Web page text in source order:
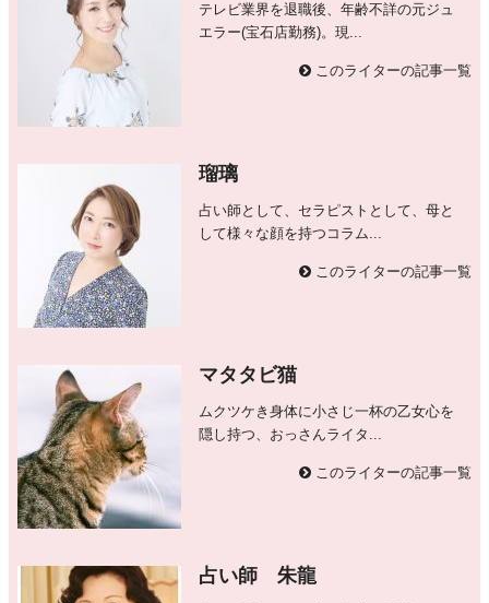
テレビ業界を退職後、年齢不詳の元ジュ
エラー(宝石店勤務)。現...
このライターの記事一覧
瑠璃
占い師として、セラピストとして、母と
して様々な顔を持つコラム...
このライターの記事一覧
マタタビ猫
ムクツケき身体に小さじ一杯の乙女心を
隠し持つ、おっさんライタ...
このライターの記事一覧
占い師 朱龍